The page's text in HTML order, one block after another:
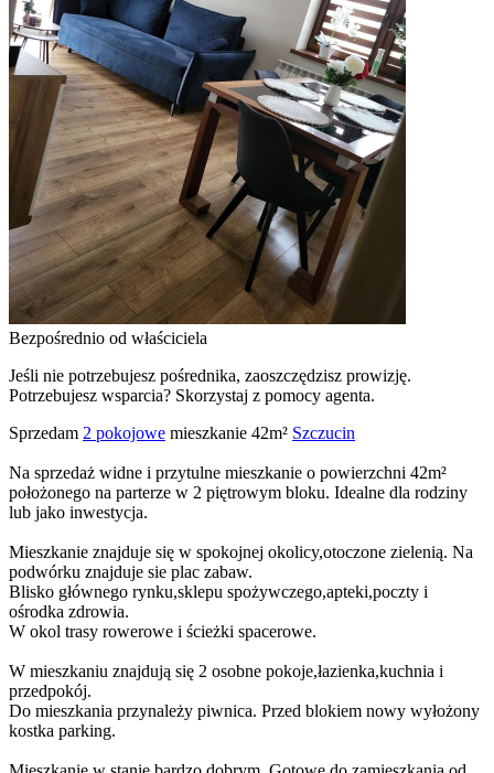
Bezpośrednio od właściciela
Jeśli nie potrzebujesz pośrednika, zaoszczędzisz prowizję.
Potrzebujesz wsparcia? Skorzystaj z pomocy agenta.
Sprzedam 2 pokojowe mieszkanie 42m² Szczucin
Na sprzedaż widne i przytulne mieszkanie o powierzchni 42m²
położonego na parterze w 2 piętrowym bloku. Idealne dla rodziny
lub jako inwestycja.
Mieszkanie znajduje się w spokojnej okolicy,otoczone zielenią. Na
podwórku znajduje sie plac zabaw.
Blisko głównego rynku,sklepu spożywczego,apteki,poczty i
ośrodka zdrowia.
W okol trasy rowerowe i ścieżki spacerowe.
W mieszkaniu znajdują się 2 osobne pokoje,łazienka,kuchnia i
przedpokój.
Do mieszkania przynależy piwnica. Przed blokiem nowy wyłożony
kostka parking.